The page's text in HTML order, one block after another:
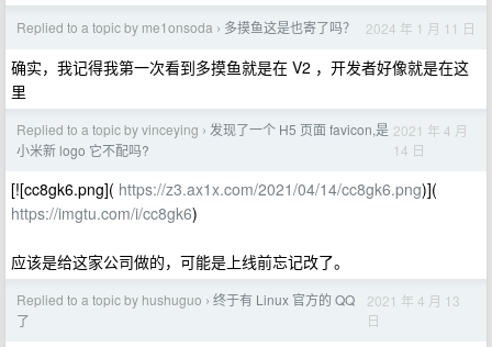
Replied to a topic by me1onsoda › 多摸鱼这是也寄了吗？ 2024 年 1 月 11 日
确实，我记得我第一次看到多摸鱼就是在 V2 ，开发者好像就是在这
里
Replied to a topic by vinceying › 发现了一个 H5 页面 favicon,是
小米新 logo 它不配吗?
2021 年 4 月
14 日
[![cc8gk6.png]( https://z3.ax1x.com/2021/04/14/cc8gk6.png)](
https://imgtu.com/i/cc8gk6)
应该是给这家公司做的，可能是上线前忘记改了。
Replied to a topic by hushuguo › 终于有 Linux 官方的 QQ
了
2021 年 4 月 13
日